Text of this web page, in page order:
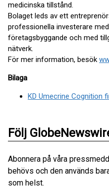
medicinska tillstånd.
Bolaget leds av ett
professionella investerare
företagsbyggande och med
nätverk.
För mer information, besök
Bilaga
KD Umecrine Cognition
Följ
Abonnera på våra
behövs och den används
som helst.